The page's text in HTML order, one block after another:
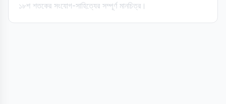
১৮শ শতকের সংযোগ-সাহিত্যের সম্পূর্ণ মানচিত্র।